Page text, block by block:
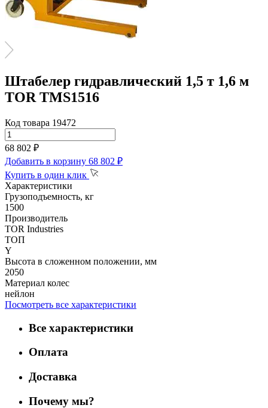
Штабелер гидравлический 1,5 т 1,6 м
TOR TMS1516
Код товара 19472
68 802 ₽
Добавить в корзину 68 802 ₽
Купить в один клик
Характеристики
Грузоподъемность, кг
1500
Производитель
TOR Industries
ТОП
Y
Высота в сложенном положении, мм
2050
Материал колес
нейлон
Посмотреть все характеристики
Все характеристики
Оплата
Доставка
Почему мы?